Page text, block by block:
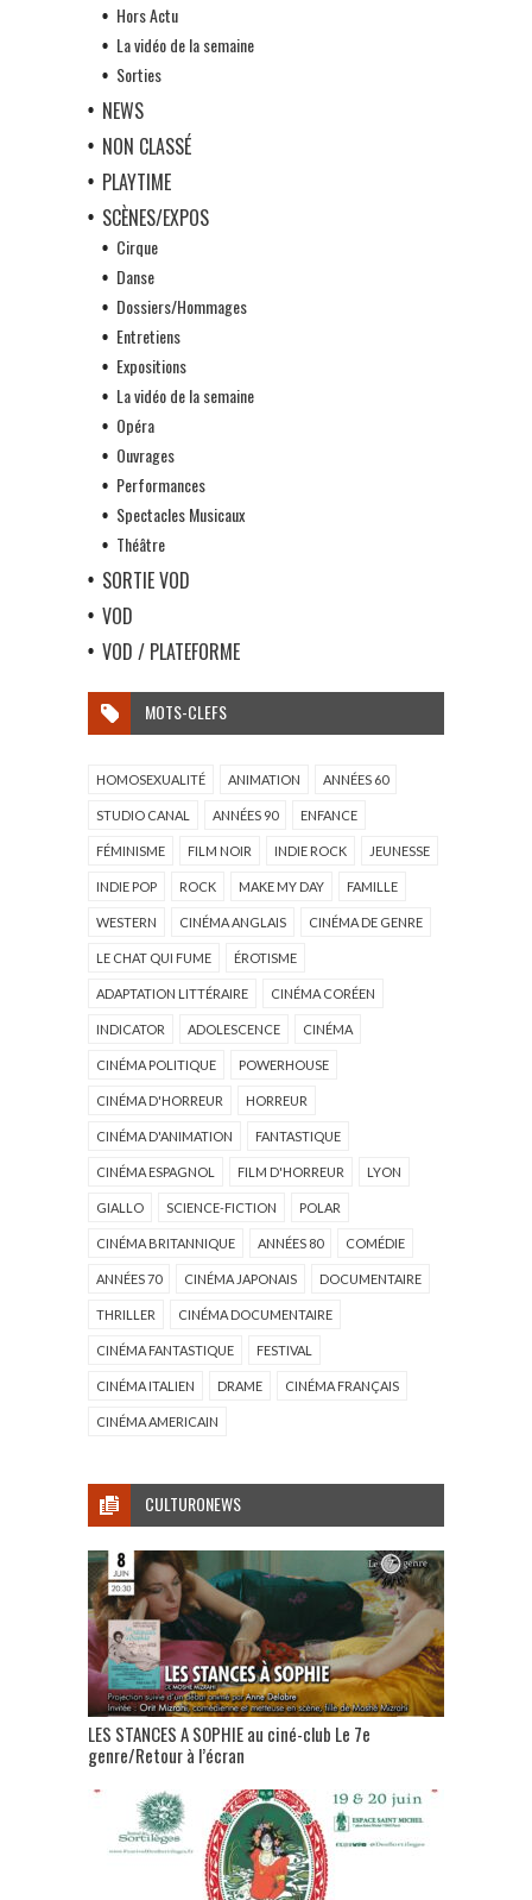
Hors Actu
La vidéo de la semaine
Sorties
NEWS
NON CLASSÉ
PLAYTIME
SCÈNES/EXPOS
Cirque
Danse
Dossiers/Hommages
Entretiens
Expositions
La vidéo de la semaine
Opéra
Ouvrages
Performances
Spectacles Musicaux
Théâtre
SORTIE VOD
VOD
VOD / PLATEFORME
MOTS-CLEFS
HOMOSEXUALITÉ ANIMATION ANNÉES 60
STUDIO CANAL ANNÉES 90 ENFANCE
FÉMINISME FILM NOIR INDIE ROCK JEUNESSE
INDIE POP ROCK MAKE MY DAY FAMILLE
WESTERN CINÉMA ANGLAIS CINÉMA DE GENRE
LE CHAT QUI FUME ÉROTISME
ADAPTATION LITTÉRAIRE CINÉMA CORÉEN
INDICATOR ADOLESCENCE CINÉMA
CINÉMA POLITIQUE POWERHOUSE
CINÉMA D'HORREUR HORREUR
CINÉMA D'ANIMATION FANTASTIQUE
CINÉMA ESPAGNOL FILM D'HORREUR LYON
GIALLO SCIENCE-FICTION POLAR
CINÉMA BRITANNIQUE ANNÉES 80 COMÉDIE
ANNÉES 70 CINÉMA JAPONAIS DOCUMENTAIRE
THRILLER CINÉMA DOCUMENTAIRE
CINÉMA FANTASTIQUE FESTIVAL
CINÉMA ITALIEN DRAME CINÉMA FRANÇAIS
CINÉMA AMERICAIN
CULTURONEWS
LES STANCES A SOPHIE au ciné-club Le 7e
genre/Retour à l’écran